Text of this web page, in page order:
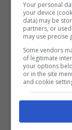
il proprio
ne appropria.
LEGGI ANCHE:
cosa bisogna
Your personal
your device
data) may be
partners, or
may use precise
Some vendors
of legitimate
your options
or in the site
and cookie